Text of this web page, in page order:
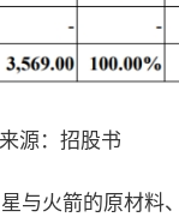
源：招股书
与火箭的原材料